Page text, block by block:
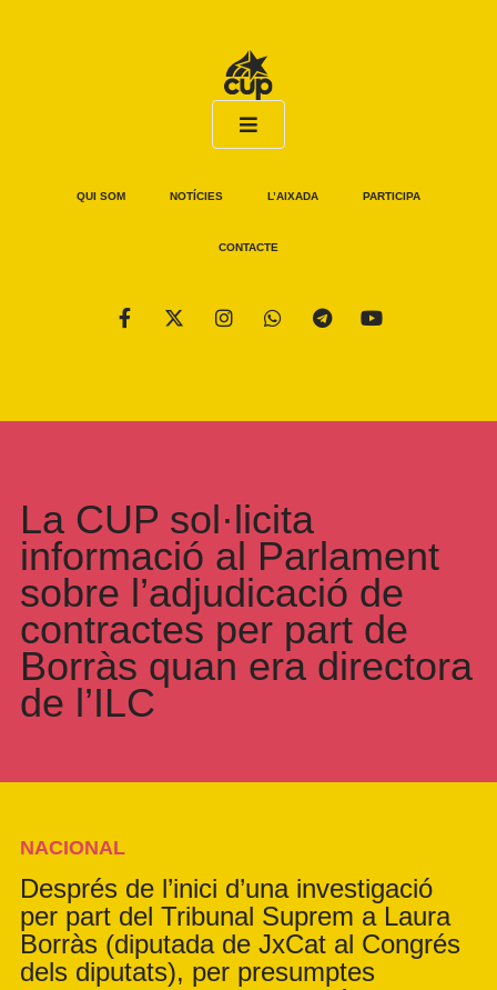
QUI SOM NOTÍCIES L’AIXADA PARTICIPA
CONTACTE
La CUP sol·licita
informació al Parlament
sobre l’adjudicació de
contractes per part de
Borràs quan era directora
de l’ILC
NACIONAL
Després de l’inici d’una investigació
per part del Tribunal Suprem a Laura
Borràs (diputada de JxCat al Congrés
dels diputats), per presumptes